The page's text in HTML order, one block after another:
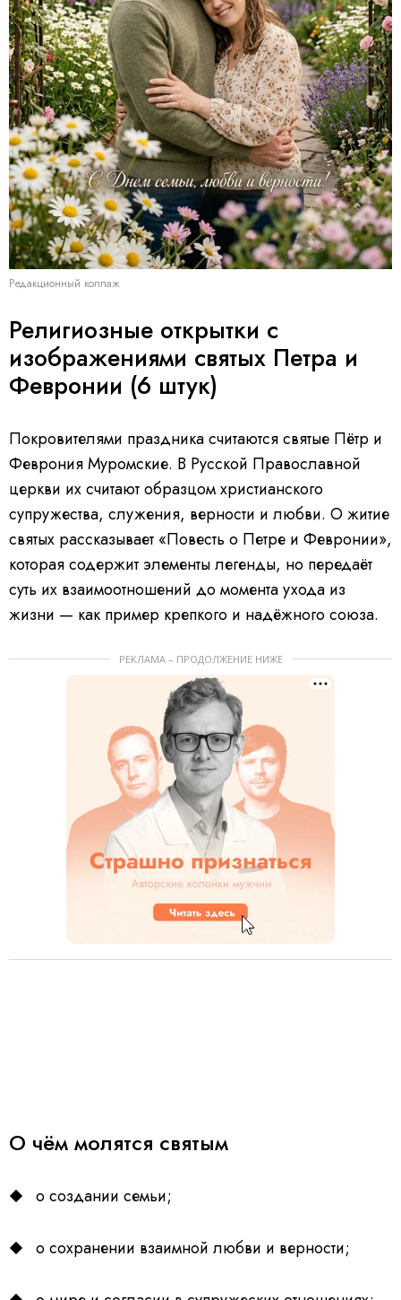
Редакционный коллаж
Религиозные открытки с
изображениями святых Петра и
Февронии (6 штук)
Покровителями праздника считаются святые Пётр и
Феврония Муромские. В Русской Православной
церкви их считают образцом христианского
супружества, служения, верности и любви. О житие
святых рассказывает «Повесть о Петре и Февронии»,
которая содержит элементы легенды, но передаёт
суть их взаимоотношений до момента ухода из
жизни — как пример крепкого и надёжного союза.
РЕКЛАМА – ПРОДОЛЖЕНИЕ НИЖЕ
О чём молятся святым
о создании семьи;
о сохранении взаимной любви и верности;